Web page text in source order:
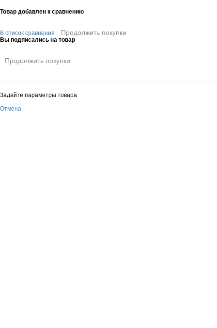
Товар добавлен к сравнению
В список сравнения Продолжить покупки
Вы подписались на товар
Продолжить покупки
Задайте параметры товара
Отмена